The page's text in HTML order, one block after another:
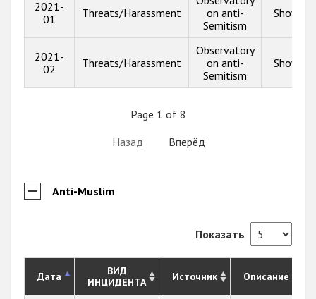
2021-
01
Threats/Harassment
on anti-
Semitism
Show
2021-
02
Threats/Harassment
Observatory
on anti-
Semitism
Show
Page 1 of 8
Назад
Вперёд
Anti-Muslim
Показать
Дата
ВИД
ИНЦИДЕНТА
Источник Описание